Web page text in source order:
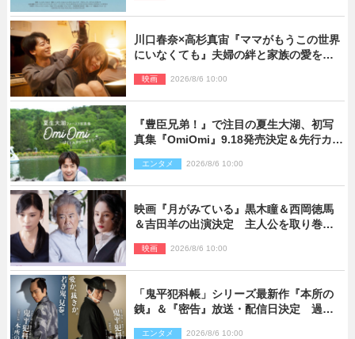
川口春奈×高杉真宙『ママがもうこの世界
にいなくても』夫婦の絆と家族の愛を映
映画 2026/8/6 10:00
『豊臣兄弟！』で注目の夏生大湖、初写
真集『OmiOmi』9.18発売決定＆先行カッ
エンタメ 2026/8/6 10:00
映画『月がみている』黒木瞳＆西岡徳馬
＆吉田羊の出演決定 主人公を取り巻く
映画 2026/8/6 10:00
「鬼平犯科帳」シリーズ最新作『本所の
銕』＆『密告』放送・配信日決定 過去
エンタメ 2026/8/6 10:00